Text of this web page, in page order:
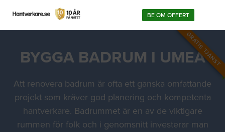
BE OM OFFERT
GRATIS TJÄNST
BYGGA BADRUM I UMEÅ
Att renovera badrum är ofta ett ganska omfattande
projekt som kräver god planering och kompetenta
hantverkare. Badrummet är en av de viktigare
rummen för folk och i genomsnitt investerar man